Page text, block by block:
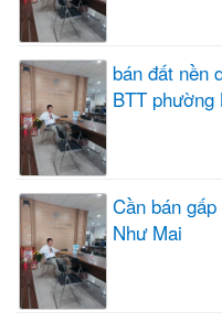
bán đất nền
BTT phường
Cần bán
Như Mai